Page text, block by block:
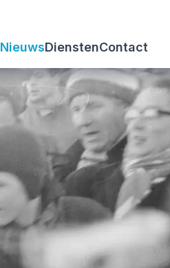
NieuwsDienstenContact